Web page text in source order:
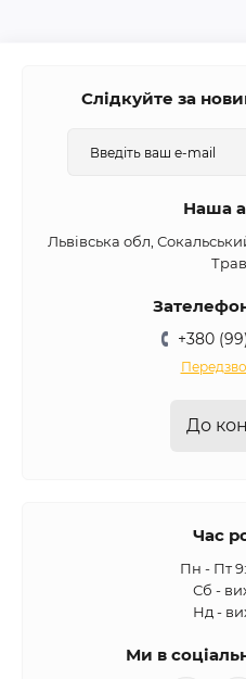
Слідкуйте за
Наша
Львівська обл,
+380
До
Час
Пн - Пт
Сб -
Нд -
Ми в